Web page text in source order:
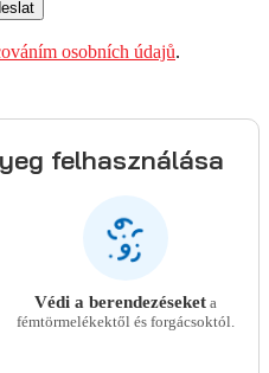
osobních údajů.
felhasználása
Védi a berendezéseket a
fémtörmelékektől és forgácsoktól.